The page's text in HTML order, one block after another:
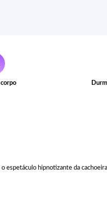
espetáculo hipnotizante da cachoeira